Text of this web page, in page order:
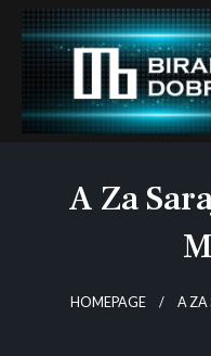
Skip
content
A Za
HOMEPAGE A ZA